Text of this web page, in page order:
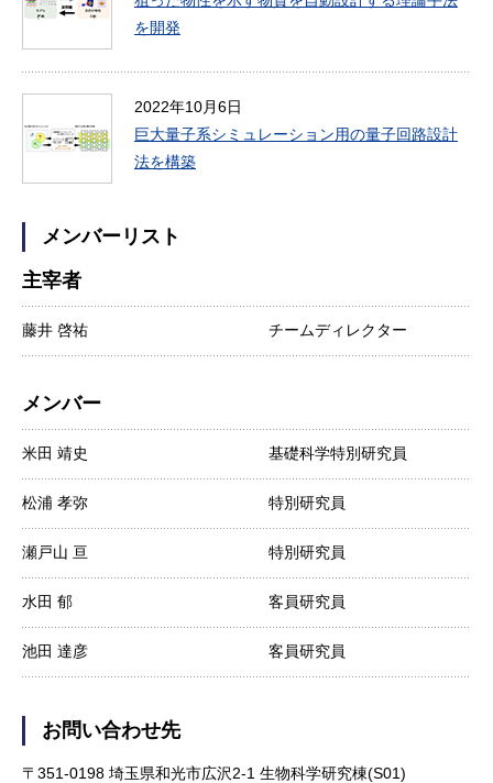
を開発
2022年10月6日
巨大量子系シミュレーション用の量子回路設計
法を構築
メンバーリスト
主宰者
藤井 啓祐 チームディレクター
メンバー
米田 靖史 基礎科学特別研究員
松浦 孝弥 特別研究員
瀬戸山 亘 特別研究員
水田 郁 客員研究員
池田 達彦 客員研究員
お問い合わせ先
〒351-0198 埼玉県和光市広沢2-1 生物科学研究棟(S01)